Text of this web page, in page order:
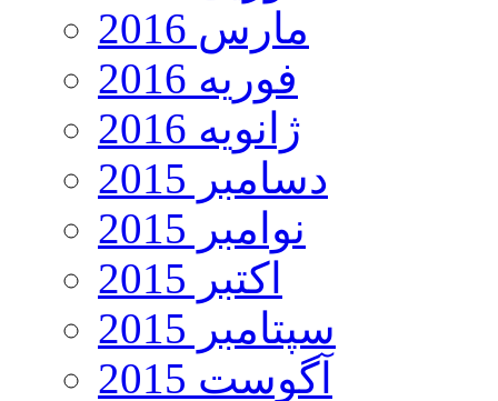
مارس 2016
فوریه 2016
ژانویه 2016
دسامبر 2015
نوامبر 2015
اکتبر 2015
سپتامبر 2015
آگوست 2015